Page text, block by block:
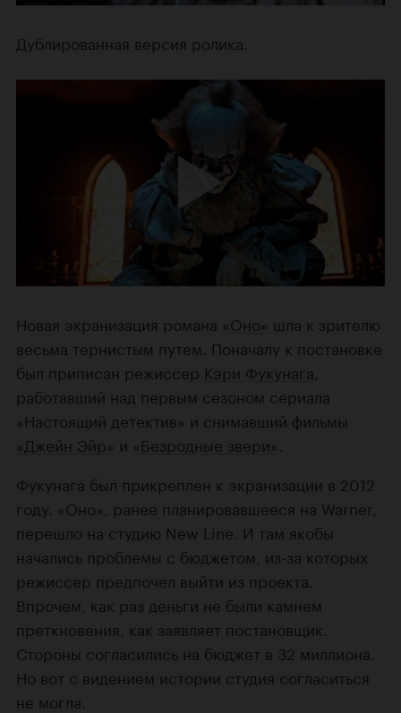
Дублированная версия ролика.
Новая экранизация романа «Оно» шла к зрителю
весьма тернистым путем. Поначалу к постановке
был приписан режиссер Кэри Фукунага
работавший над первым сезоном сериала
«Настоящий детектив» и снимавший фильмы
«Джейн Эйр» и «Безродные звери»
Фукунага был прикреплен к экранизации в 2012
году. «Оно», ранее планировавшееся на Warner,
перешло на студию New Line. И там якобы
начались проблемы с бюджетом, из-за которых
режиссер предпочел выйти из проекта.
Впрочем, как раз деньги не были камнем
преткновения, как заявляет постановщик.
Стороны согласились на бюджет в 32 миллиона.
Но вот с видением истории студия согласиться
не могла.